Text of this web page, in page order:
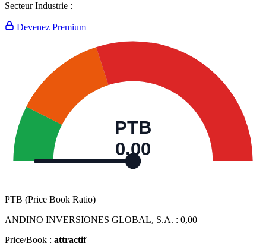
Secteur Industrie :
Devenez Premium
PTB
0,00
PTB (Price Book Ratio)
ANDINO INVERSIONES GLOBAL, S.A. : 0,00
Price/Book : attractif